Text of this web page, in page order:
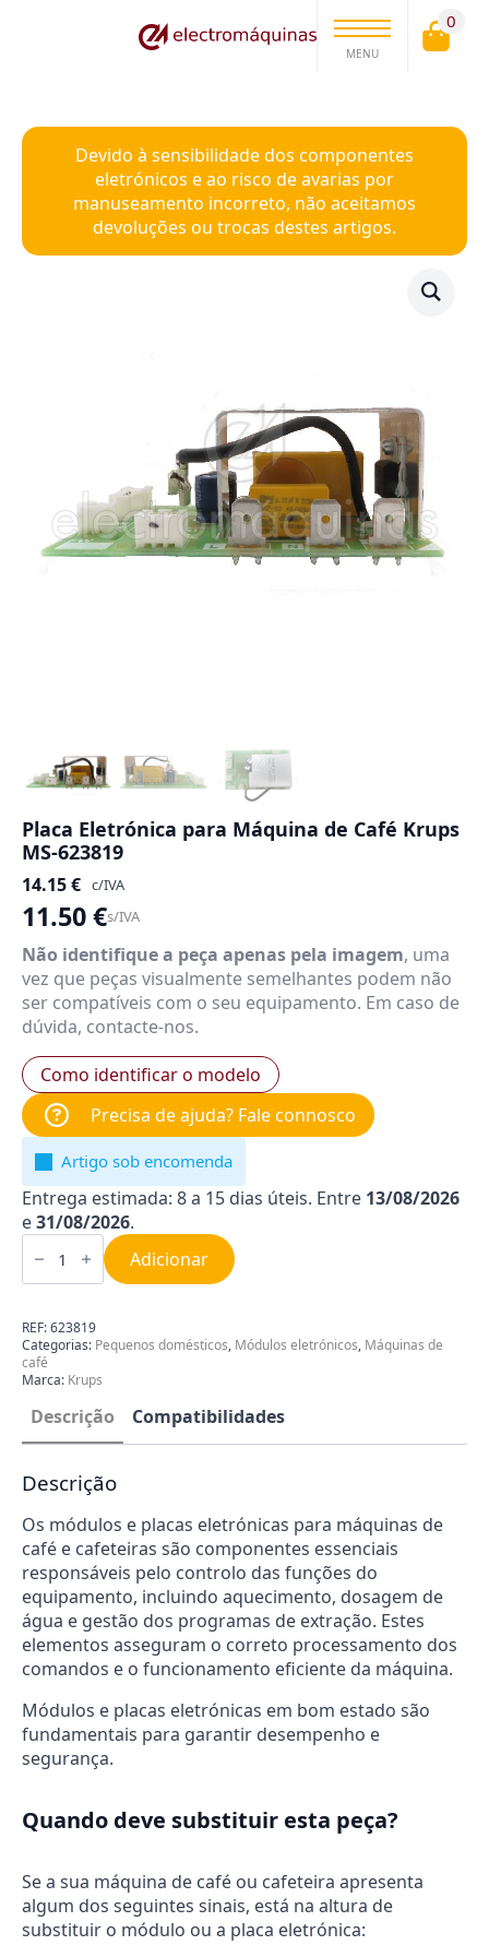
MENU
0
Devido à sensibilidade dos componentes
eletrónicos e ao risco de avarias por
manuseamento incorreto, não aceitamos
devoluções ou trocas destes artigos.
Placa Eletrónica para Máquina de Café Krups
MS-623819
14.15€ c/IVA
11.50€s/IVA
Não identifique a peça apenas pela imagem, uma
vez que peças visualmente semelhantes podem não
ser compatíveis com o seu equipamento. Em caso de
dúvida, contacte-nos.
Como identificar o modelo
Precisa de ajuda? Fale connosco
Artigo sob encomenda
Entrega estimada: 8 a 15 dias úteis. Entre 13/08/2026
e31/08/2026.
Quantidade
de
Eletrónica
Máquina
de
Café
Krups
MS-
623819
Adicionar
REF:623819
Categorias: Pequenos domésticos, Módulos eletrónicos, Máquinas de
café
Marca: Krups
Descrição Compatibilidades
Descrição
Os módulos e placas eletrónicas para máquinas de
café e cafeteiras são componentes essenciais
responsáveis pelo controlo das funções do
equipamento, incluindo aquecimento, dosagem de
água e gestão dos programas de extração. Estes
elementos asseguram o correto processamento dos
comandos e o funcionamento eficiente da máquina.
Módulos e placas eletrónicas em bom estado são
fundamentais para garantir desempenho e
segurança.
Quando deve substituir esta peça?
Se a sua máquina de café ou cafeteira apresenta
algum dos seguintes sinais, está na altura de
substituir o módulo ou a placa eletrónica: